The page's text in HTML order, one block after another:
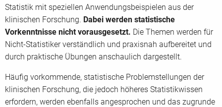
Statistik mit speziellen Anwendungsbeispielen aus der
klinischen Forschung. Dabei werden statistische
Vorkenntnisse nicht vorausgesetzt. Die Themen werden für
Nicht-Statistiker verständlich und praxisnah aufbereitet und
durch praktische Übungen anschaulich dargestellt.
Häufig vorkommende, statistische Problemstellungen der
klinischen Forschung, die jedoch höheres Statistikwissen
erfordern, werden ebenfalls angesprochen und das zugrunde